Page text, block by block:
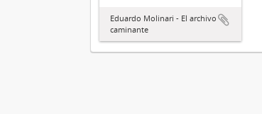
Eduardo Molinari - El archivo
caminante